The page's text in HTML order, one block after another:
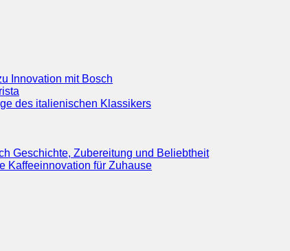
Innovation mit Bosch
des italienischen Klassikers
Geschichte, Zubereitung und Beliebtheit
Kaffeeinnovation für Zuhause